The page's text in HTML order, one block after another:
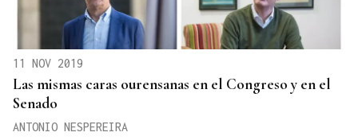
11 NOV 2019
Las mismas caras ourensanas en el Congreso y en el
Senado
ANTONIO NESPEREIRA